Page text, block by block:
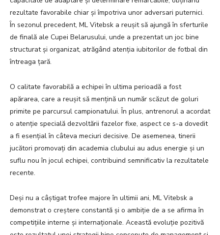
rezultate favorabile chiar și împotriva unor adversari puternici.
În sezonul precedent, ML Vitebsk a reușit să ajungă în sferturile
de finală ale Cupei Belarusului, unde a prezentat un joc bine
structurat și organizat, atrăgând atenția iubitorilor de fotbal din
întreaga țară.
O calitate favorabilă a echipei în ultima perioadă a fost
apărarea, care a reușit să mențină un număr scăzut de goluri
primite pe parcursul campionatului. În plus, antrenorul a acordat
o atenție specială dezvoltării fazelor fixe, aspect ce s-a dovedit
a fi esențial în câteva meciuri decisive. De asemenea, tinerii
jucători promovați din academia clubului au adus energie și un
suflu nou în jocul echipei, contribuind semnificativ la rezultatele
recente.
Deși nu a câștigat trofee majore în ultimii ani, ML Vitebsk a
demonstrat o creștere constantă și o ambiție de a se afirma în
competițiile interne și internaționale. Această evoluție pozitivă